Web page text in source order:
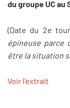
du groupe UC au
(Date du 2e
épineuse parce
être la situation
Voir l'extrait